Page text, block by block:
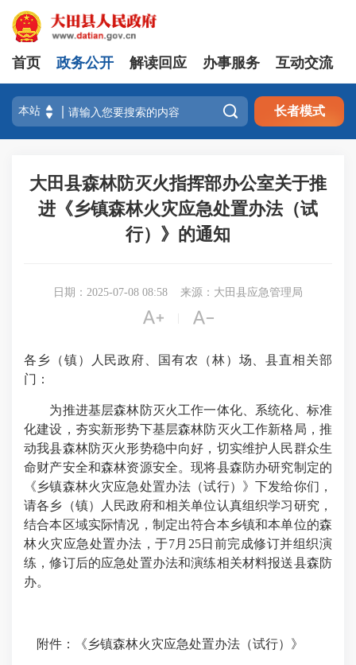
首页 政务公开 解读回应 办事服务 互动交流
 长者模式
大田县森林防灭火指挥部办公室关于推
进《乡镇森林火灾应急处置办法（试
行）》的通知
日期：2025-07-08 08:58 来源：大田县应急管理局
 
各乡（镇）人民政府、国有农（林）场、县直相关部
门：
为推进基层森林防灭火工作一体化、系统化、标准
化建设，夯实新形势下基层森林防灭火工作新格局，推
动我县森林防灭火形势稳中向好，切实维护人民群众生
命财产安全和森林资源安全。现将县森防办研究制定的
《乡镇森林火灾应急处置办法 （试行） 》下发给你们，
请各乡（镇）人民政府和相关单位认真组织学习研究，
结合本区域实际情况，制定出符合本乡镇和本单位的森
林火灾应急处置办法，于7月25日前完成修订并组织演
练，修订后的应急处置办法和演练相关材料报送县森防
办。
附件：《乡镇森林火灾应急处置办法 （试行） 》